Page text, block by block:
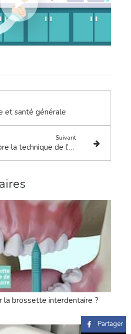
et santé générale
Suivant
Greffe gingivale libre la technique de l’autogreffe
la brossette interdentaire ?
Partager